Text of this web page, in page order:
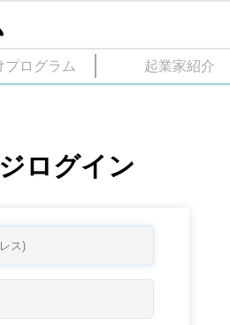
プログラム 起業家紹介
ログイン